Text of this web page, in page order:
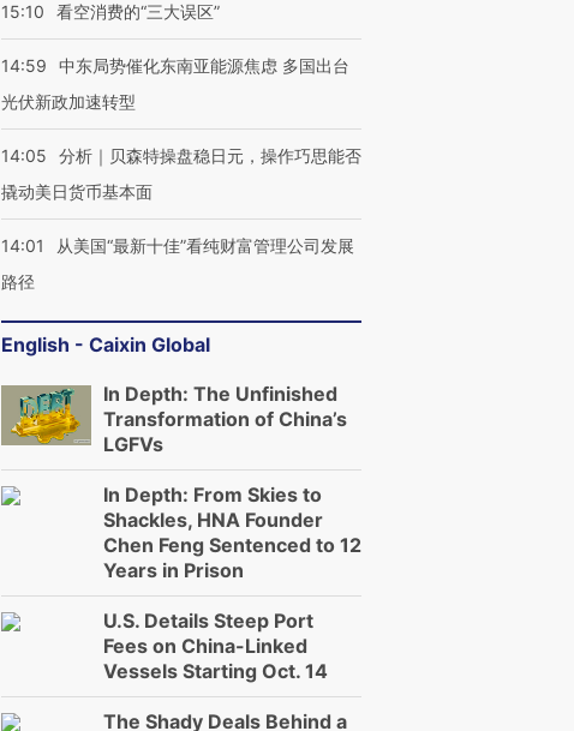
15:10 看空消费的“三大误区”
14:59
中东局势催化东南亚能源焦虑 多国出台
光伏新政加速转型
14:05
分析｜贝森特操盘稳日元，操作巧思能否
撬动美日货币基本面
14:01
从美国“最新十佳”看纯财富管理公司发展
路径
English - Caixin Global
In Depth: The Unfinished
Transformation of China’s
LGFVs
In Depth: From Skies to
Shackles, HNA Founder
Chen Feng Sentenced to 12
Years in Prison
U.S. Details Steep Port
Fees on China-Linked
Vessels Starting Oct. 14
The Shady Deals Behind a